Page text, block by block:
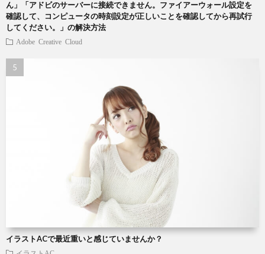
ん」「アドビのサーバーに接続できません。ファイアーウォール設定を
確認して、コンピュータの時刻設定が正しいことを確認してから再試行
してください。」の解決方法
Adobe Creative Cloud
イラストACで最近重いと感じていませんか？